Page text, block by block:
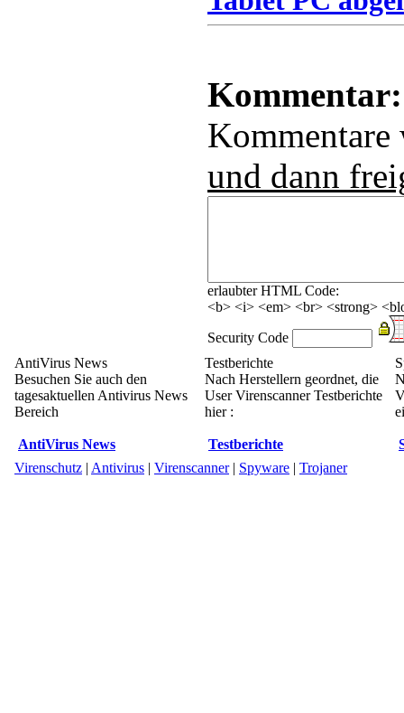
Kommentar:
und dann
erlaubter HTML Code:
<b> <i> <em> <br> <strong>
Security Code
AntiVirus News
Besuchen Sie auch den
tagesaktuellen Antivirus News
Bereich
AntiVirus News
Testberichte
Nach Herstellern geordnet, die
User Virenscanner Testberichte
hier :
Testberichte
Virenschutz | Antivirus | Virenscanner| Spyware | Trojaner